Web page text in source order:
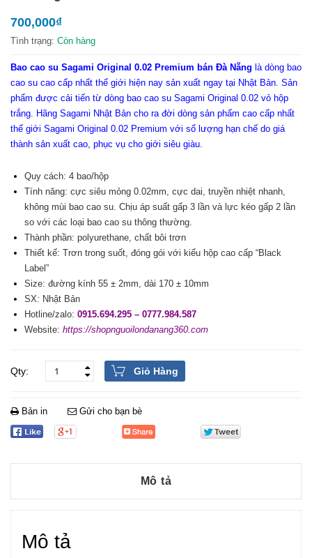
700,000₫
Tình trạng: Còn hàng
Bao cao su Sagami Original 0.02 Premium bán Đà Nẵng là dòng bao
cao su cao cấp nhất thế giới hiện nay sản xuất ngay tại Nhật Bản. Sản
phẩm được cải tiến từ dòng bao cao su Sagami Original 0.02 vỏ hộp
trắng. Hãng Sagami Nhật Bản cho ra đời dòng sản phẩm cao cấp nhất
thế giới Sagami Original 0.02 Premium với số lượng hạn chế do giá
thành sản xuất cao, phục vụ cho giới siêu giàu.
Quy cách: 4 bao/hộp
Tính năng: cực siêu mỏng 0.02mm, cực dai, truyền nhiệt nhanh,
không mùi bao cao su. Chịu áp suất gấp 3 lần và lực kéo gấp 2 lần
so với các loại bao cao su thông thường.
Thành phần: polyurethane, chất bôi trơn
Thiết kế: Trơn trong suốt, đóng gói với kiểu hộp cao cấp “Black
Label”
Size: đường kính 55 ± 2mm, dài 170 ± 10mm
SX: Nhật Bản
Hotline/zalo: 0915.694.295 – 0777.984.587
Website: https://shopnguoilondanang360.com
Giỏ Hàng
Bản in Gửi cho bạn bè
Mô tả
Mô tả